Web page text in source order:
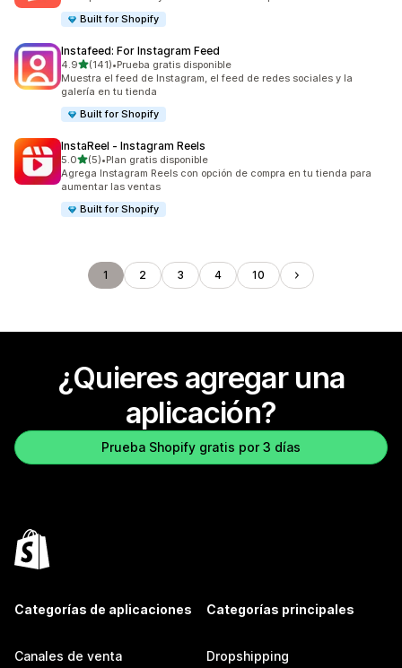
Built for Shopify
Instafeed: For Instagram Feed
4.9de 5 estrellas
(141)
141 reseñas en total
•Prueba gratis disponible
Muestra el feed de Instagram, el feed de redes sociales y la
galería en tu tienda
Built for Shopify
InstaReel ‑ Instagram Reels
5.0de 5 estrellas
(5)
5 reseñas en total
•Plan gratis disponible
Agrega Instagram Reels con opción de compra en tu tienda para
aumentar las ventas
Built for Shopify
1 2 3 4 10
¿Quieres agregar una
aplicación?
Prueba Shopify gratis por 3 días
Categorías de aplicaciones
Canales de venta
Categorías principales
Dropshipping